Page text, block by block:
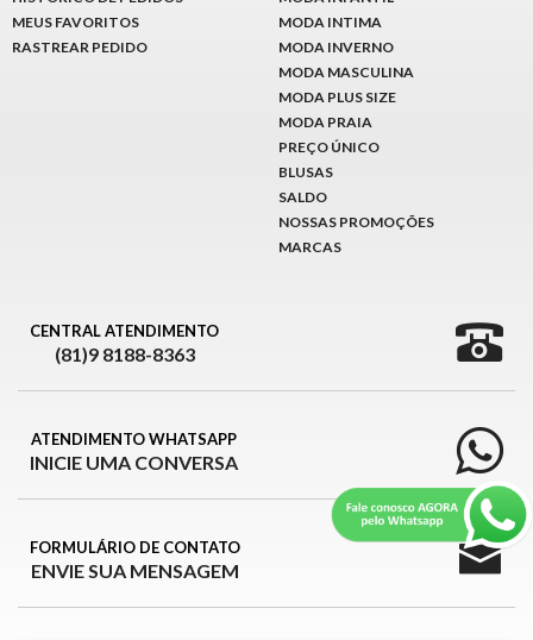
MEUS FAVORITOS
RASTREAR PEDIDO
MODA INTIMA
MODA INVERNO
MODA MASCULINA
MODA PLUS SIZE
MODA PRAIA
PREÇO ÚNICO
BLUSAS
SALDO
NOSSAS PROMOÇÕES
MARCAS
CENTRAL ATENDIMENTO
(81)9 8188-8363
ATENDIMENTO WHATSAPP
INICIE UMA CONVERSA
FORMULÁRIO DE CONTATO
ENVIE SUA MENSAGEM